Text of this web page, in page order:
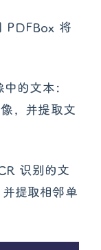
PDFBox 将
的文本：
，并提取文
识别的文
提取相邻单